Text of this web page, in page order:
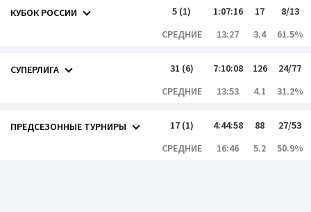
КУБОК РОССИИ 5 (1) 1:07:16 17
8/13
СРЕДНИЕ
13:27 3.4 61.5%
СУПЕРЛИГА 31 (6) 7:10:08 126
24/77
СРЕДНИЕ
13:53 4.1 31.2%
ПРЕДСЕЗОННЫЕ ТУРНИРЫ 17 (1) 4:44:58 88
27/53
СРЕДНИЕ
16:46 5.2 50.9%